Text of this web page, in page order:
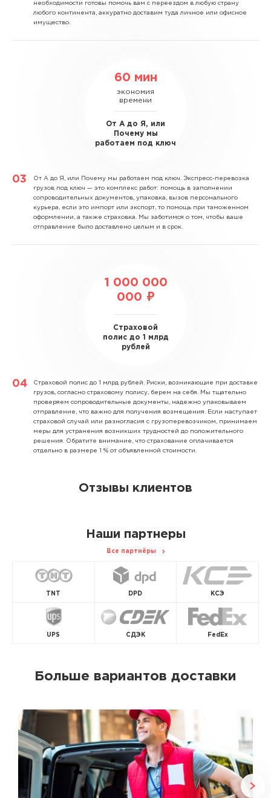
необходимости готовы помочь вам с переездом в любую страну
любого континента, аккуратно доставим туда личное или офисное
имущество.
60 мин
экономия
времени
От А до Я, или
Почему мы
работаем под ключ
От А до Я, или Почему мы работаем под ключ. Экспресс-перевозка
грузов под ключ — это комплекс работ: помощь в заполнении
сопроводительных документов, упаковка, вызов персонального
курьера, если это импорт или экспорт, то помощь при таможенном
оформлении, а также страховка. Мы заботимся о том, чтобы ваше
отправление было доставлено целым и в срок.
1 000 000
000 ₽
Страховой
полис до 1 млрд
рублей
Страховой полис до 1 млрд рублей. Риски, возникающие при доставке
грузов, согласно страховому полису, берем на себя. Мы тщательно
проверяем сопроводительные документы, надежно упаковываем
отправление, что важно для получения возмещения. Если наступает
страховой случай или разногласия с грузоперевозчиком, принимаем
меры для устранения возникших трудностей до положительного
решения. Обратите внимание, что страхование оплачивается
отдельно в размере 1 % от объявленной стоимости.
Отзывы клиентов
Наши партнеры
Все партнёры
TNT DPD КСЭ
UPS СДЭК FedEx
Больше вариантов доставки